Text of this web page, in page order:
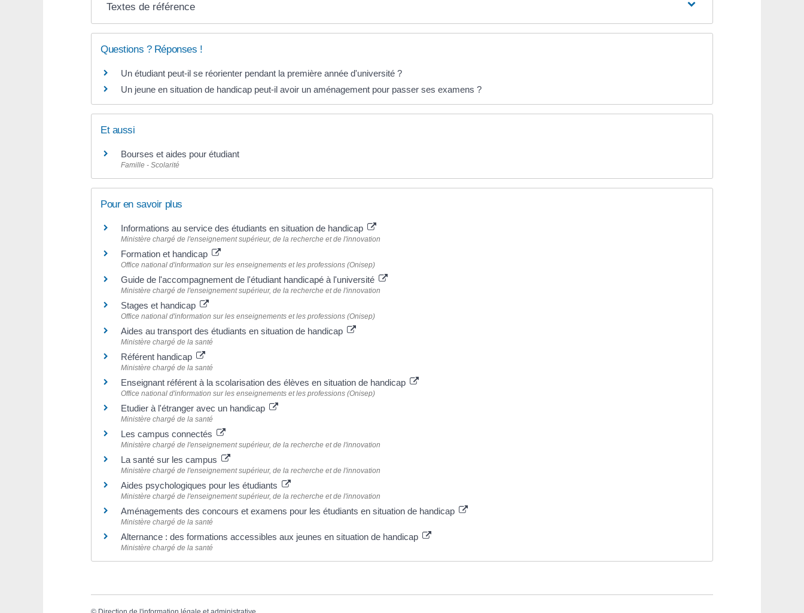
Textes de référence
Questions ? Réponses !
Un étudiant peut-il se réorienter pendant la première année d'université ?
Un jeune en situation de handicap peut-il avoir un aménagement pour passer ses examens ?
Et aussi
Bourses et aides pour étudiant
Famille - Scolarité
Pour en savoir plus
Informations au service des étudiants en situation de handicap
Ministère chargé de l'enseignement supérieur, de la recherche et de l'innovation
Formation et handicap
Office national d'information sur les enseignements et les professions (Onisep)
Guide de l'accompagnement de l'étudiant handicapé à l'université
Ministère chargé de l'enseignement supérieur, de la recherche et de l'innovation
Stages et handicap
Office national d'information sur les enseignements et les professions (Onisep)
Aides au transport des étudiants en situation de handicap
Ministère chargé de la santé
Référent handicap
Ministère chargé de la santé
Enseignant référent à la scolarisation des élèves en situation de handicap
Office national d'information sur les enseignements et les professions (Onisep)
Etudier à l'étranger avec un handicap
Ministère chargé de la santé
Les campus connectés
Ministère chargé de l'enseignement supérieur, de la recherche et de l'innovation
La santé sur les campus
Ministère chargé de l'enseignement supérieur, de la recherche et de l'innovation
Aides psychologiques pour les étudiants
Ministère chargé de l'enseignement supérieur, de la recherche et de l'innovation
Aménagements des concours et examens pour les étudiants en situation de handicap
Ministère chargé de la santé
Alternance : des formations accessibles aux jeunes en situation de handicap
Ministère chargé de la santé